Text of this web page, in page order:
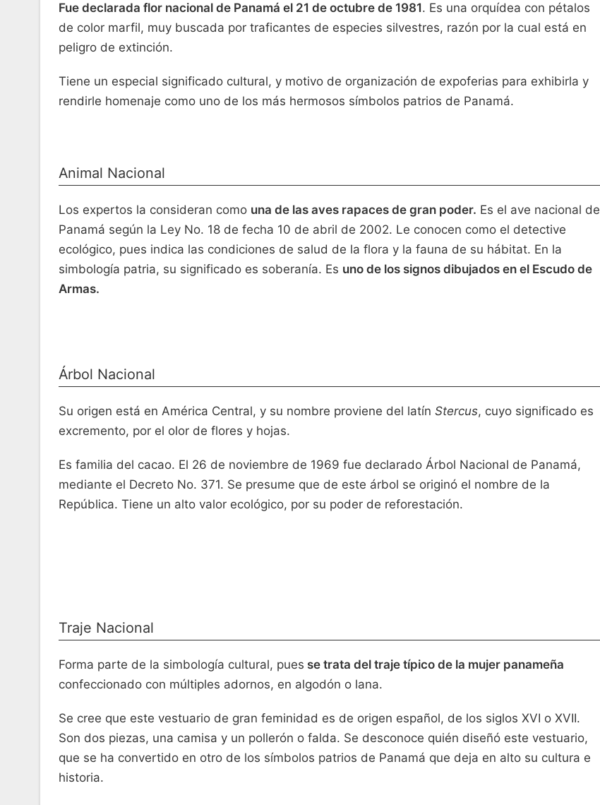
Fue declarada flor nacional de Panamá el 21 de octubre de 1981. Es una orquídea con pétalos
de color marfil, muy buscada por traficantes de especies silvestres, razón por la cual está en
peligro de extinción.
Tiene un especial significado cultural, y motivo de organización de expoferias para exhibirla y
rendirle homenaje como uno de los más hermosos símbolos patrios de Panamá.
Animal Nacional
Los expertos la consideran como una de las aves rapaces de gran poder. Es el ave nacional de
Panamá según la Ley No. 18 de fecha 10 de abril de 2002. Le conocen como el detective
ecológico, pues indica las condiciones de salud de la flora y la fauna de su hábitat. En la
simbología patria, su significado es soberanía. Es uno de los signos dibujados en el Escudo de
Armas.
Árbol Nacional
Su origen está en América Central, y su nombre proviene del latín Stercus, cuyo significado es
excremento, por el olor de flores y hojas.
Es familia del cacao. El 26 de noviembre de 1969 fue declarado Árbol Nacional de Panamá,
mediante el Decreto No. 371. Se presume que de este árbol se originó el nombre de la
República. Tiene un alto valor ecológico, por su poder de reforestación.
Traje Nacional
Forma parte de la simbología cultural, pues se trata del traje típico de la mujer panameña
confeccionado con múltiples adornos, en algodón o lana.
Se cree que este vestuario de gran feminidad es de origen español, de los siglos XVI o XVII.
Son dos piezas, una camisa y un pollerón o falda. Se desconoce quién diseñó este vestuario,
que se ha convertido en otro de los símbolos patrios de Panamá que deja en alto su cultura e
historia.